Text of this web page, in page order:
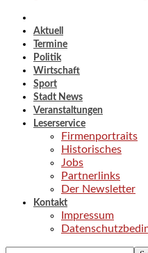
Aktuell
Termine
Politik
Wirtschaft
Sport
Stadt News
Veranstaltungen
Leserservice
Firmenportraits
Historisches
Jobs
Partnerlinks
Der Newsletter
Kontakt
Impressum